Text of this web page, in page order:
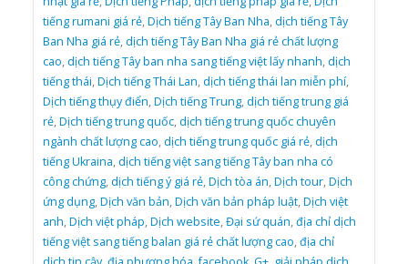
tiếng rumani giá rẻ,Dịch tiếng Tây Ban Nha,dịch tiếng Tây
Ban Nha giá rẻ,dịch tiếng Tây Ban Nha giá rẻ chất lượng
cao,dịch tiếng Tây ban nha sang tiếng việt lấy nhanh,dịch
tiếng thái,Dịch tiếng Thái Lan,dịch tiếng thái lan miễn phí,
Dịch tiếng thụy điển,Dịch tiếng Trung,dịch tiếng trung giá
rẻ,Dịch tiếng trung quốc,dịch tiếng trung quốc chuyên
ngành chất lượng cao,dịch tiếng trung quốc giá rẻ,dịch
tiếng Ukraina,dịch tiếng việt sang tiếng Tây ban nha có
công chứng,dịch tiếng ý giá rẻ,Dịch tòa án,Dịch tour,Dịch
ứng dụng,Dịch văn bản,Dịch văn bản pháp luật,Dịch việt
anh,Dịch việt pháp,Dịch website,Đại sứ quán,địa chỉ dịch
tiếng việt sang tiếng balan giá rẻ chất lượng cao,địa chỉ